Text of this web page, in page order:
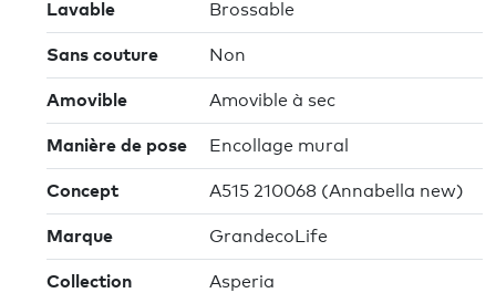
Lavable Brossable
Sans couture Non
Amovible Amovible à sec
Manière de pose Encollage mural
Concept A515 210068 (Annabella new)
Marque GrandecoLife
Collection Asperia